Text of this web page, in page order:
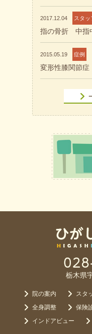
2017.12.04 スタッ
指の骨折 中指
2015.05.19 症例
変形性膝関節症
栃木県
院の案内 スタ
全身調整
保険
インドアビュー